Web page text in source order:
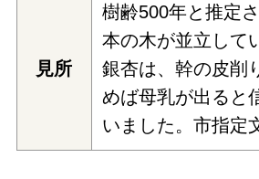
見所
樹齢500年と推定
本の木が並立して
銀杏は、幹の皮削
めば母乳が出ると
いました。市指定